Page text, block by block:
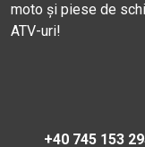
moto și piese de
ATV-uri!
+40 745 153